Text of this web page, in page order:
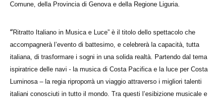
Comune, della Provincia di Genova e della Regione Liguria.
“Ritratto Italiano in Musica e Luce” è il titolo dello spettacolo che
accompagnerà l’evento di battesimo, e celebrerà la capacità, tutta
italiana, di trasformare i sogni in una solida realtà. Partendo dal tema
ispiratrice delle navi - la musica di Costa Pacifica e la luce per Costa
Luminosa – la regia riproporrà un viaggio attraverso i migliori talenti
italiani conosciuti in tutto il mondo. Tra questi l’esibizione musicale e